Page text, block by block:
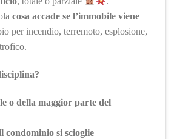
cosa accade se l’immobile viene
per incendio, terremoto, esplosione,
o della maggior parte del
condominio si scioglie